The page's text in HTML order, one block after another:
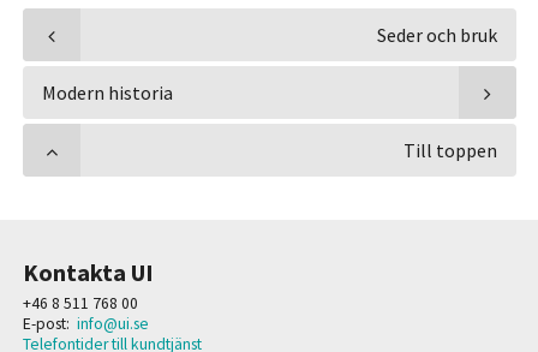
Seder och bruk
Modern historia
Till toppen
Kontakta UI
+46 8 511 768 00
E-post: info@ui.se
Telefontider till kundtjänst